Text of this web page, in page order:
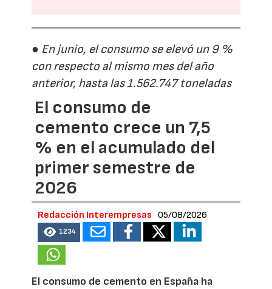
● En junio, el consumo se elevó un 9 %
con respecto al mismo mes del año
anterior, hasta las 1.562.747 toneladas
El consumo de
cemento crece un 7,5
% en el acumulado del
primer semestre de
2026
Redacción Interempresas 05/08/2026
1234
El consumo de cemento en España ha